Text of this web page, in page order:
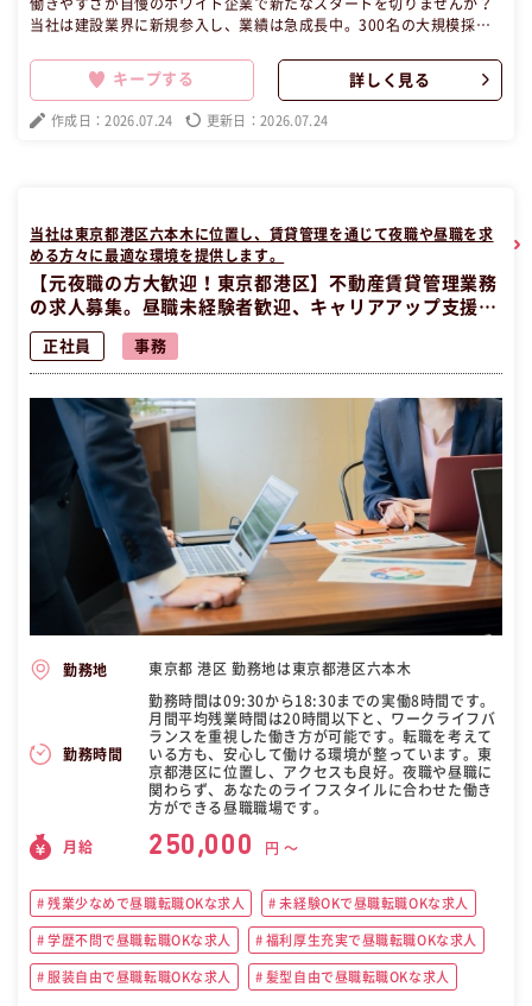
働きやすさが自慢のホワイト企業で新たなスタートを切りませんか？
当社は建設業界に新規参入し、業績は急成長中。300名の大規模採用
制が魅力です。未経験者歓迎の環境で、しっかりとした研修制度も整
っており、安心してキャリアを築けます。充実した福利厚生や手当も
あり、長く働きやすい昼職職場です。あなたのご応募をお待ちしてい
ます！ この昼職求人は東京都中央区正社員事務の昼職へ転職したい方
キープする 詳しく見る
作成日：2026.07.24 更新日：2026.07.24
当社は東京都港区六本木に位置し、賃貸管理を通じて夜職や昼職を求
める方々に最適な環境を提供します。
【元夜職の方大歓迎！東京都港区】不動産賃貸管理業務
の求人募集。昼職未経験者歓迎、キャリアアップ支援あ
り。
正社員 事務
勤務地 東京都 港区 勤務地は東京都港区六本木
勤務時間
勤務時間は09:30から18:30までの実働8時間です。
月間平均残業時間は20時間以下と、ワークライフバ
ランスを重視した働き方が可能です。転職を考えて
いる方も、安心して働ける環境が整っています。東
京都港区に位置し、アクセスも良好。夜職や昼職に
関わらず、あなたのライフスタイルに合わせた働き
方ができる昼職職場です。
月給 250,000 円 〜
残業少なめで昼職転職OKな求人 未経験OKで昼職転職OKな求人
学歴不問で昼職転職OKな求人 福利厚生充実で昼職転職OKな求人
服装自由で昼職転職OKな求人 髪型自由で昼職転職OKな求人